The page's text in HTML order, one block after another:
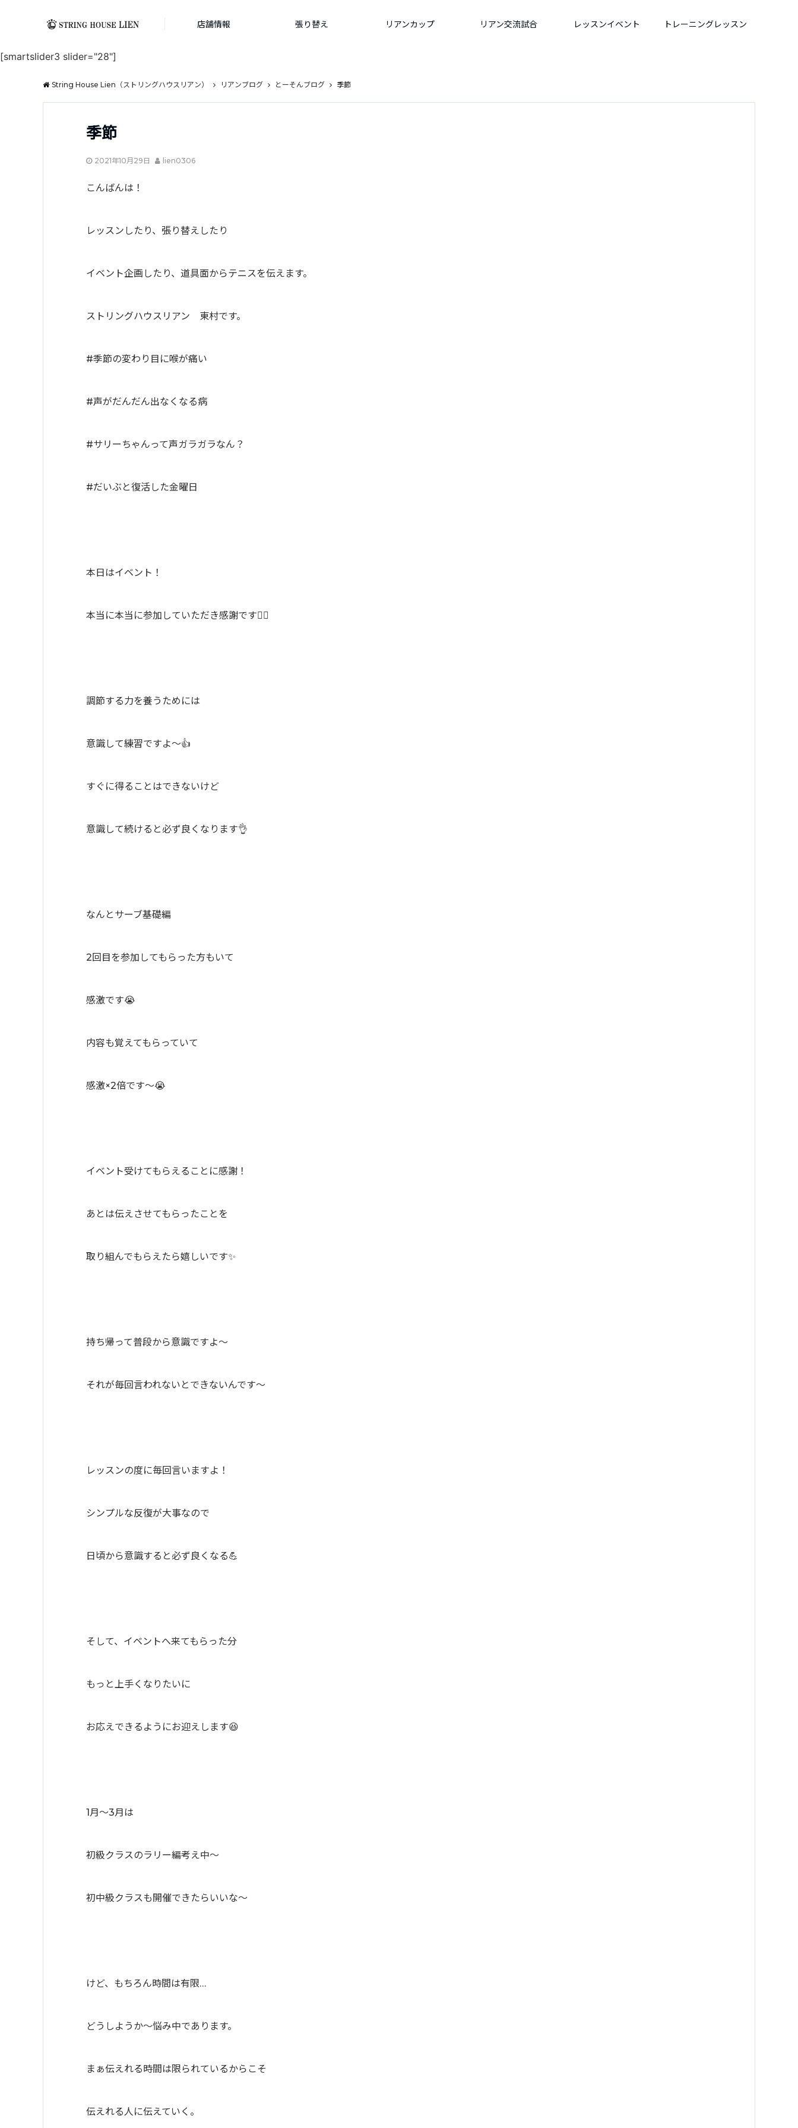
店舗情報 張り替え リアンカップ リアン交流試合 レッスンイベント トレーニングレッスン
[smartslider3 slider="28"]
String House Lien（ストリングハウスリアン） リアンブログ とーそんブログ 季節
季節
2021年10月29日 lien0306
こんばんは！
レッスンしたり、張り替えしたり
イベント企画したり、道具面からテニスを伝えます。
ストリングハウスリアン 東村です。
#季節の変わり目に喉が痛い
#声がだんだん出なくなる病
#サリーちゃんって声ガラガラなん？
#だいぶと復活した金曜日
本日はイベント！
本当に本当に参加していただき感謝です🙇‍♂️
調節する力を養うためには
意識して練習ですよ〜👍
すぐに得ることはできないけど
意識して続けると必ず良くなります👌
なんとサーブ基礎編
2回目を参加してもらった方もいて
感激です😭
内容も覚えてもらっていて
感激×2倍です〜😭
イベント受けてもらえることに感謝！
あとは伝えさせてもらったことを
取り組んでもらえたら嬉しいです✨
持ち帰って普段から意識ですよ〜
それが毎回言われないとできないんです〜
レッスンの度に毎回言いますよ！
シンプルな反復が大事なので
日頃から意識すると必ず良くなる💪
そして、イベントへ来てもらった分
もっと上手くなりたいに
お応えできるようにお迎えします😆
1月〜3月は
初級クラスのラリー編考え中〜
初中級クラスも開催できたらいいな〜
けど、もちろん時間は有限…
どうしようか〜悩み中であります。
まぁ伝えれる時間は限られているからこそ
伝えれる人に伝えていく。